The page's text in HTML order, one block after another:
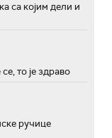
са којим дели и
то је здраво
ручице